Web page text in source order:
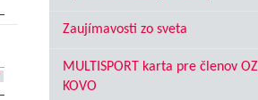
Zaujímavosti zo sveta
MULTISPORT karta pre členov OZ
KOVO